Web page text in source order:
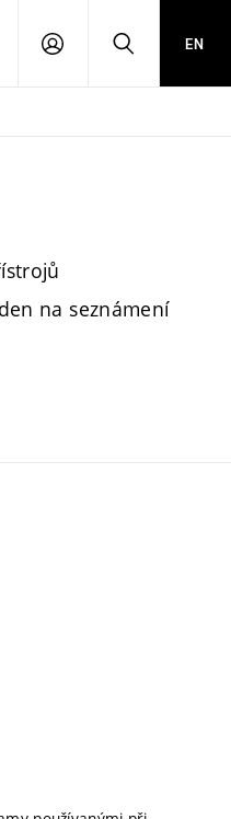
PŘIHLÁŠENÍHLEDAT
EN
na seznámení